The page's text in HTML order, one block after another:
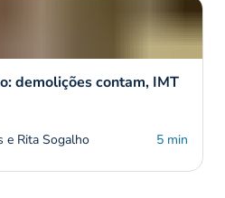
demolições contam, IMT
e Rita Sogalho 5 min